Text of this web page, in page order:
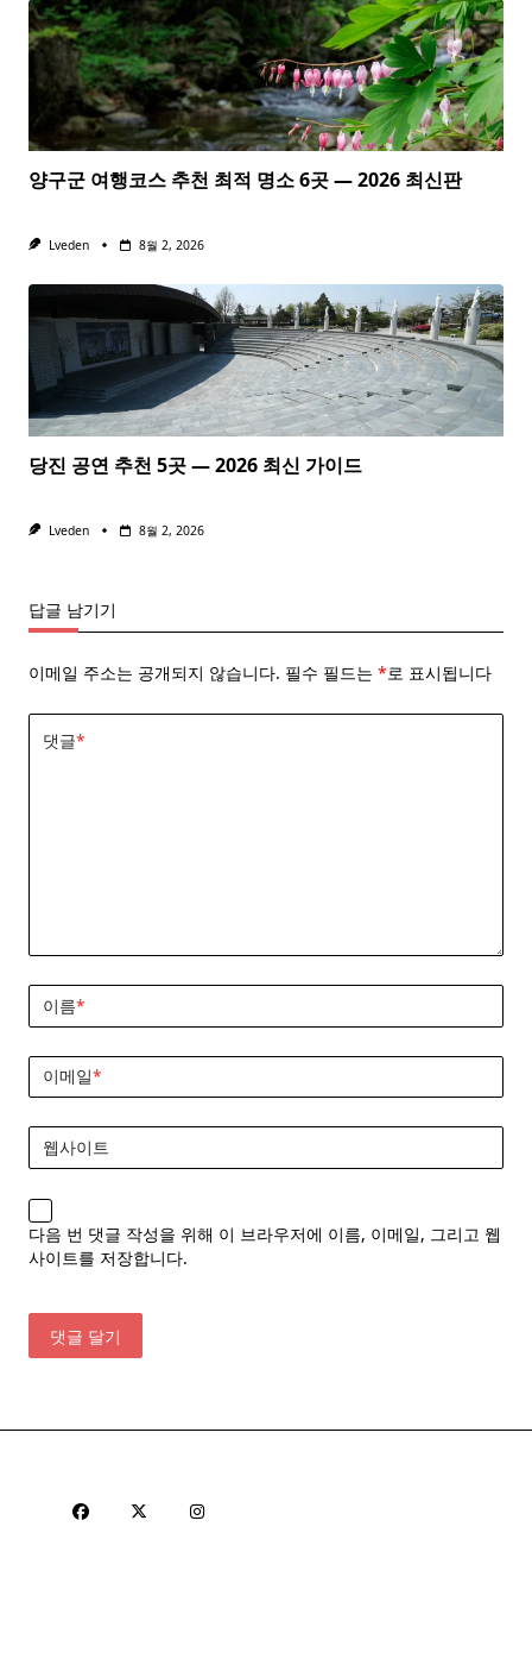
양구군 여행코스 추천 최적 명소 6곳 — 2026 최신판
Lveden 8월 2, 2026
당진 공연 추천 5곳 — 2026 최신 가이드
Lveden 8월 2, 2026
답글 남기기
이메일 주소는 공개되지 않습니다. 필수 필드는 *로 표시됩니다
댓글*
이름*
이메일*
웹사이트
다음 번 댓글 작성을 위해 이 브라우저에 이름, 이메일, 그리고 웹
사이트를 저장합니다.